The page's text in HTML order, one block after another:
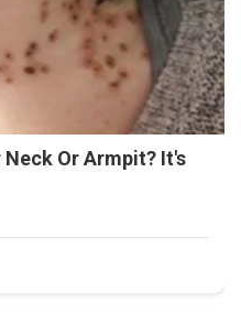
Neck Or Armpit? It's